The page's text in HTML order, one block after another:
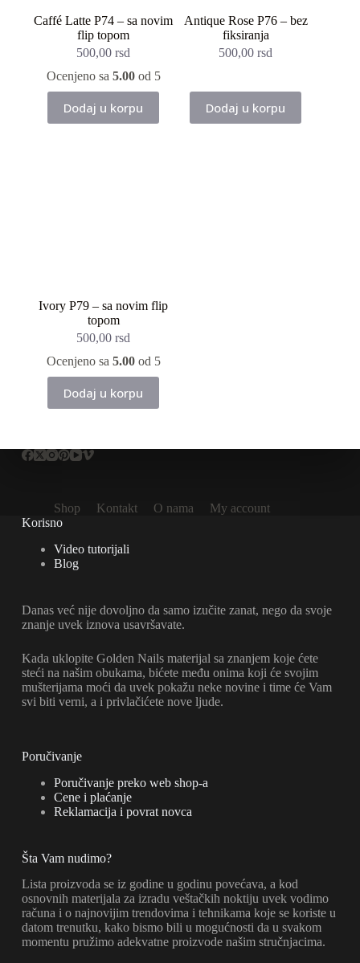
Caffé Latte P74 – sa novim
flip topom
500,00rsd
Ocenjeno sa 5.00od 5
Dodaj u korpu
Antique Rose P76 – bez
fiksiranja
500,00rsd
Dodaj u korpu
Ivory P79 – sa novim flip
topom
500,00rsd
Ocenjeno sa 5.00od 5
Dodaj u korpu
Shop Kontakt O nama
My account
Korisno
Video tutorijali
Blog
Danas već nije dovoljno da samo izučite zanat, nego da svoje
znanje uvek iznova usavršavate.
Kada uklopite Golden Nails materijal sa znanjem koje ćete
steći na našim obukama, bićete među onima koji će svojim
mušterijama moći da uvek pokažu neke novine i time će Vam
svi biti verni, a i privlačićete nove ljude.
Poručivanje
Poručivanje preko web shop-a
Cene i plaćanje
Reklamacija i povrat novca
Šta Vam nudimo?
Lista proizvoda se iz godine u godinu povećava, a kod
osnovnih materijala za izradu veštačkih noktiju uvek vodimo
računa i o najnovijim trendovima i tehnikama koje se koriste u
datom trenutku, kako bismo bili u mogućnosti da u svakom
momentu pružimo adekvatne proizvode našim stručnjacima.